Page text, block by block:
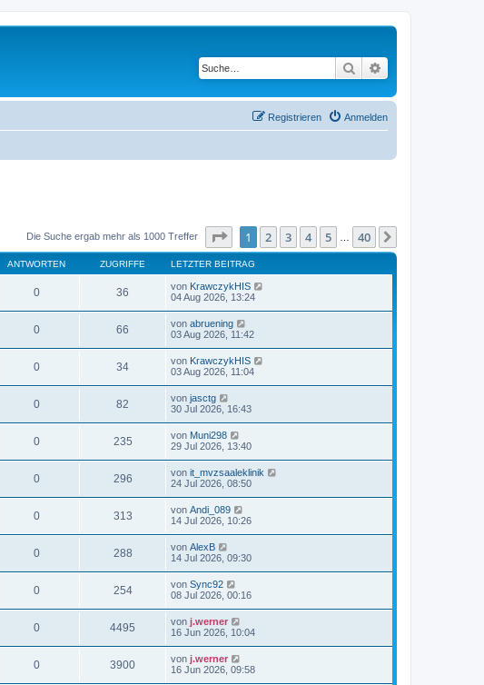
Suche
Anmelden
Registrieren
Die Suche ergab mehr als 1000 Treffer Seite von40
1 2 3 4 5 40
ANTWORTEN ZUGRIFFE LETZTER BEITRAG
0 36 von KrawczykHIS
04 Aug 2026, 13:24
0 66 von abruening
03 Aug 2026, 11:42
0 34 von KrawczykHIS
03 Aug 2026, 11:04
0 82 von jasctg
30 Jul 2026, 16:43
0 235 von Muni298
29 Jul 2026, 13:40
0 296 von it_mvzsaaleklinik
24 Jul 2026, 08:50
0 313 von Andi_089
14 Jul 2026, 10:26
0 288 von AlexB
14 Jul 2026, 09:30
0 254 von Sync92
08 Jul 2026, 00:16
0 4495 von j.werner
16 Jun 2026, 10:04
0 3900 von j.werner
16 Jun 2026, 09:58